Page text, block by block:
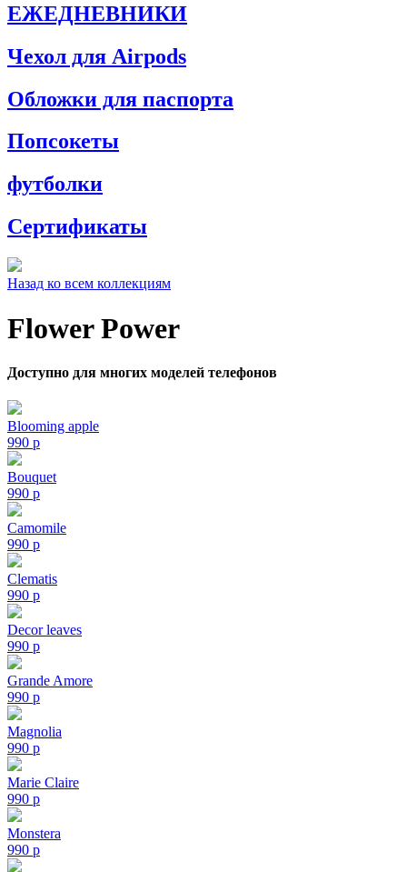
ЕЖЕДНЕВНИКИ
Чехол для Airpods
Обложки для паспорта
Попсокеты
футболки
Сертификаты
Назад ко всем коллекциям
Flower Power
Доступно для многих моделей телефонов
Blooming apple
990 p
Bouquet
990 p
Camomile
990 p
Clematis
990 p
Decor leaves
990 p
Grande Amore
990 p
Magnolia
990 p
Marie Claire
990 p
Monstera
990 p